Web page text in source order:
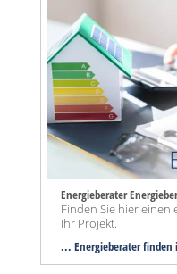
Energieberater
Finden Sie hier
Ihr Projekt.
... Energieberater